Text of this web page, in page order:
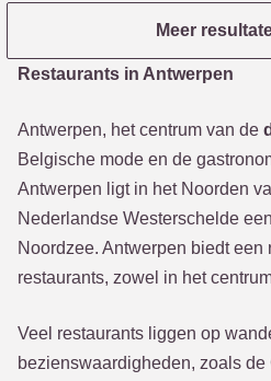
Meer
Restaurants in Antwerpen
Antwerpen, het centrum van de
Belgische mode en de
Antwerpen ligt in het Noorden
Nederlandse Westerschelde
Noordzee. Antwerpen biedt een
restaurants, zowel in het
Veel restaurants liggen op
bezienswaardigheden, zoals de